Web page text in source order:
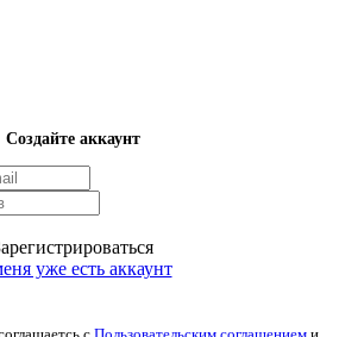
Создайте аккаунт
уже есть аккаунт